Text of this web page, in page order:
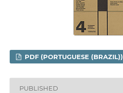
PDF (PORTUGUESE (BRAZIL))
PUBLISHED